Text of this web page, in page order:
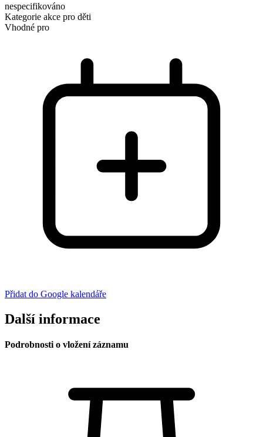
nespecifikováno
Kategorie akce pro děti
Vhodné pro
Přidat do Google kalendáře
Další informace
Podrobnosti o vložení záznamu